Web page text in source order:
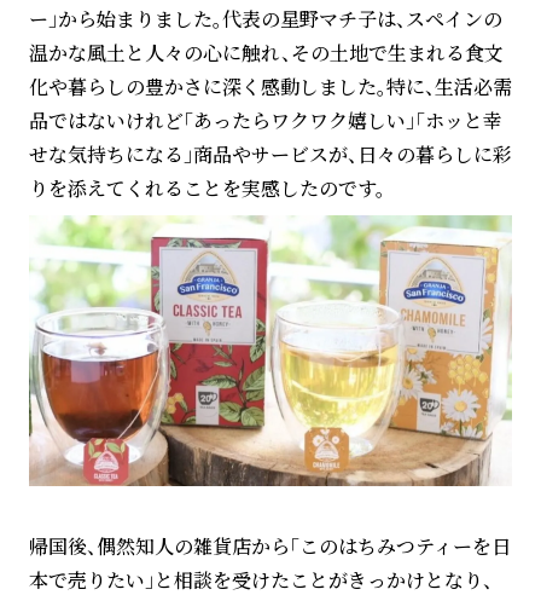
ー」から始まりました。代表の星野マチ子は、スペインの
温かな風土と人々の心に触れ、その土地で生まれる食文
化や暮らしの豊かさに深く感動しました。特に、生活必需
品ではないけれど「あったらワクワク嬉しい」「ホッと幸
せな気持ちになる」商品やサービスが、日々の暮らしに彩
りを添えてくれることを実感したのです。
帰国後、偶然知人の雑貨店から「このはちみつティーを日
本で売りたい」と相談を受けたことがきっかけとなり、